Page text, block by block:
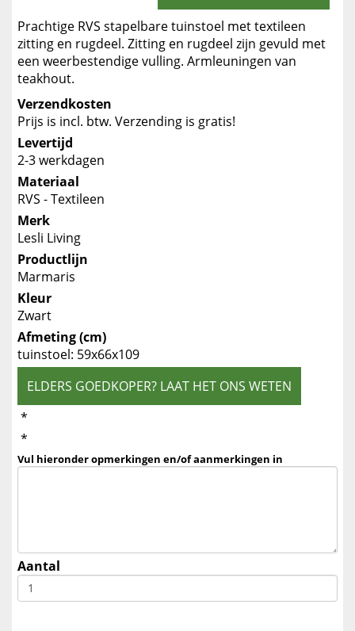
Prachtige RVS stapelbare tuinstoel met textileen
zitting en rugdeel. Zitting en rugdeel zijn gevuld met
een weerbestendige vulling. Armleuningen van
teakhout.
Verzendkosten
Prijs is incl. btw. Verzending is gratis!
Levertijd
2-3 werkdagen
Materiaal
RVS - Textileen
Merk
Lesli Living
Productlijn
Marmaris
Kleur
Zwart
Afmeting (cm)
tuinstoel: 59x66x109
ELDERS GOEDKOPER? LAAT HET ONS WETEN
*
*
Vul hieronder opmerkingen en/of aanmerkingen in
Aantal